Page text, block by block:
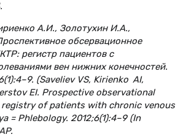
А.И., Золотухин И.А.,
обсервационное
регистр пациентов с
вен нижних конечностей.
(Saveliev VS, Kirienko AI,
EI. Prospective observational
registry of patients with chronic venous
= Phlebology. 2012;6(1):4–9 (In